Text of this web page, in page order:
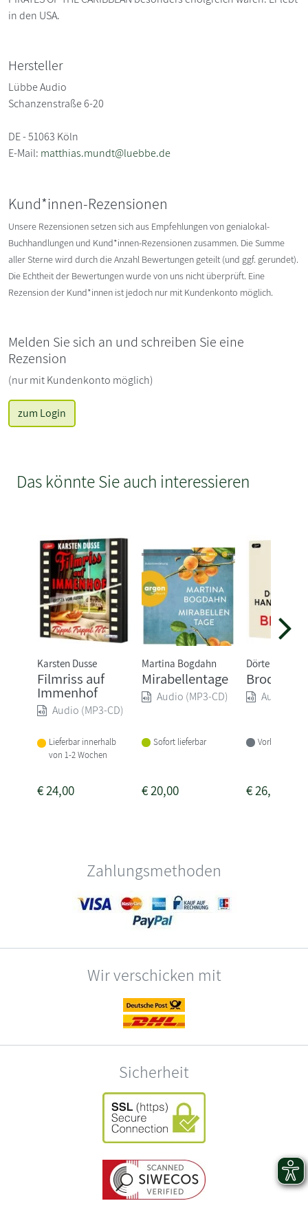
in den USA.
Hersteller
Lübbe Audio
Schanzenstraße 6-20
DE - 51063 Köln
E-Mail: matthias.mundt@luebbe.de
Kund*innen-Rezensionen
Unsere Rezensionen setzen sich aus Empfehlungen von genialokal-
Buchhandlungen und Kund*innen-Rezensionen zusammen. Die Summe
aller Sterne wird durch die Anzahl Bewertungen geteilt (und ggf. gerundet).
Die Echtheit der Bewertungen wurde von uns nicht überprüft. Eine
Rezension der Kund*innen ist jedoch nur mit Kundenkonto möglich.
Melden Sie sich an und schreiben Sie eine
Rezension
(nur mit Kundenkonto möglich)
zum Login
Das könnte Sie auch interessieren
Karsten Dusse
Filmriss auf
Immenhof
Audio (MP3-CD)
Lieferbar innerhalb
von 1-2 Wochen
€24,00
Martina Bogdahn
Mirabellentage
Audio (MP3-CD)
Sofort lieferbar
€20,00
Dörte Hansen
Broder
Audio
Vorbestellbar
€26,00
Zahlungsmethoden
Wir verschicken mit
Sicherheit